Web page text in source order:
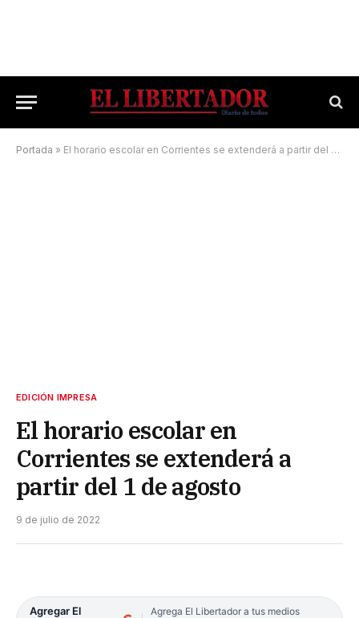
Portada » El horario escolar en Corrientes se extenderá a partir del 1 de agosto
EDICIÓN IMPRESA
El horario escolar en
Corrientes se extenderá a
partir del 1 de agosto
9 de julio de 2022
Agregar El
Agrega El Libertador a tus medios